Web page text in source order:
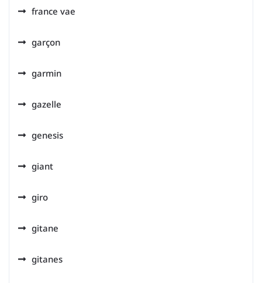
france vae
garçon
garmin
gazelle
genesis
giant
giro
gitane
gitanes